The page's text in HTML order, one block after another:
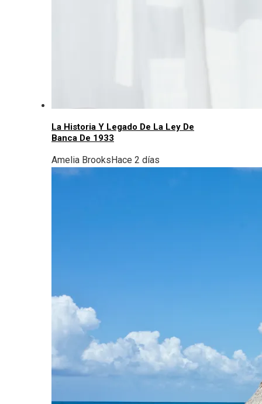
La Historia Y Legado De La Ley De
Banca De 1933
Amelia BrooksHace 2 días